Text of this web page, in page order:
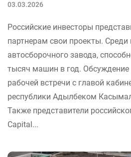
03.03.2026
Российские инвесторы
партнерам свои проекты. Среди
автосборочного завода,
тысяч машин в год.
рабочей встречи с главой
республики Адылбеком
Также представители
Capital...